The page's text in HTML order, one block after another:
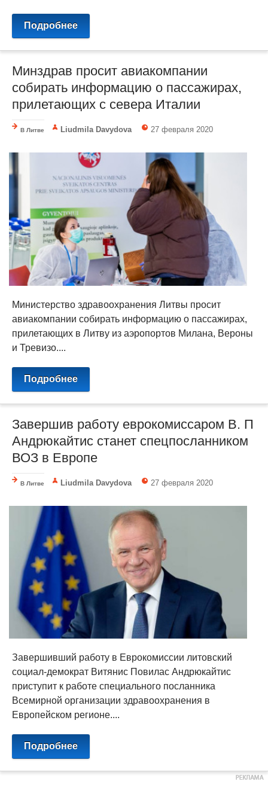
Подробнее
Минздрав просит авиакомпании
собирать информацию о пассажирах,
прилетающих с севера Италии
В Литве Liudmila Davydova 27 февраля 2020
Министерство здравоохранения Литвы просит
авиакомпании собирать информацию о пассажирах,
прилетающих в Литву из аэропортов Милана, Вероны
и Тревизо....
Подробнее
Завершив работу еврокомиссаром В. П
Андрюкайтис станет спецпосланником
ВОЗ в Европе
В Литве Liudmila Davydova 27 февраля 2020
Завершивший работу в Еврокомиссии литовский
социал-демократ Витянис Повилас Андрюкайтис
приступит к работе специального посланника
Всемирной организации здравоохранения в
Европейском регионе....
Подробнее